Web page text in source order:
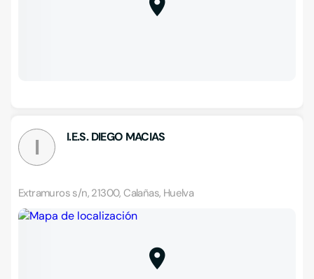
I I.E.S. DIEGO MACIAS
Extramuros s/n, 21300, Calañas, Huelva